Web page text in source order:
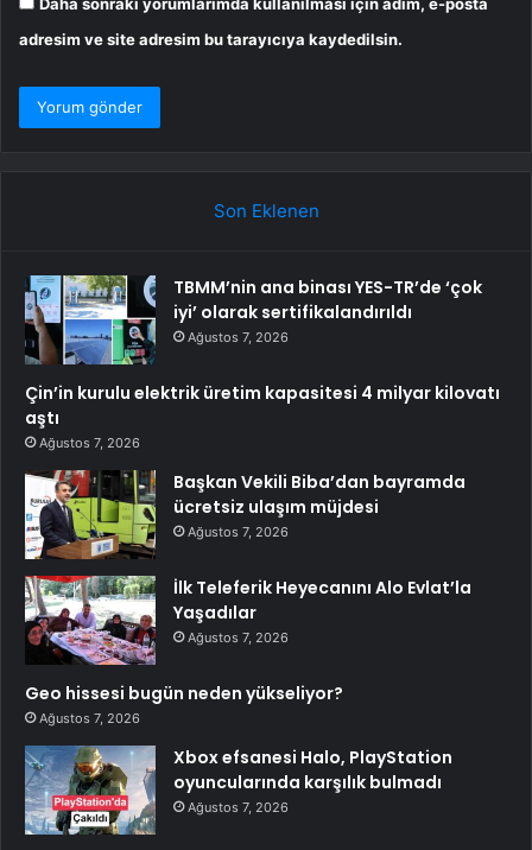
adresim ve site adresim bu tarayıcıya kaydedilsin.
Son Eklenen
TBMM’nin ana binası YES-TR’de ‘çok
iyi’ olarak sertifikalandırıldı
Ağustos 7, 2026
Çin’in kurulu elektrik üretim kapasitesi 4 milyar kilovatı
aştı
Ağustos 7, 2026
Başkan Vekili Biba’dan bayramda
ücretsiz ulaşım müjdesi
Ağustos 7, 2026
İlk Teleferik Heyecanını Alo Evlat’la
Yaşadılar
Ağustos 7, 2026
Geo hissesi bugün neden yükseliyor?
Ağustos 7, 2026
Xbox efsanesi Halo, PlayStation
oyuncularında karşılık bulmadı
Ağustos 7, 2026